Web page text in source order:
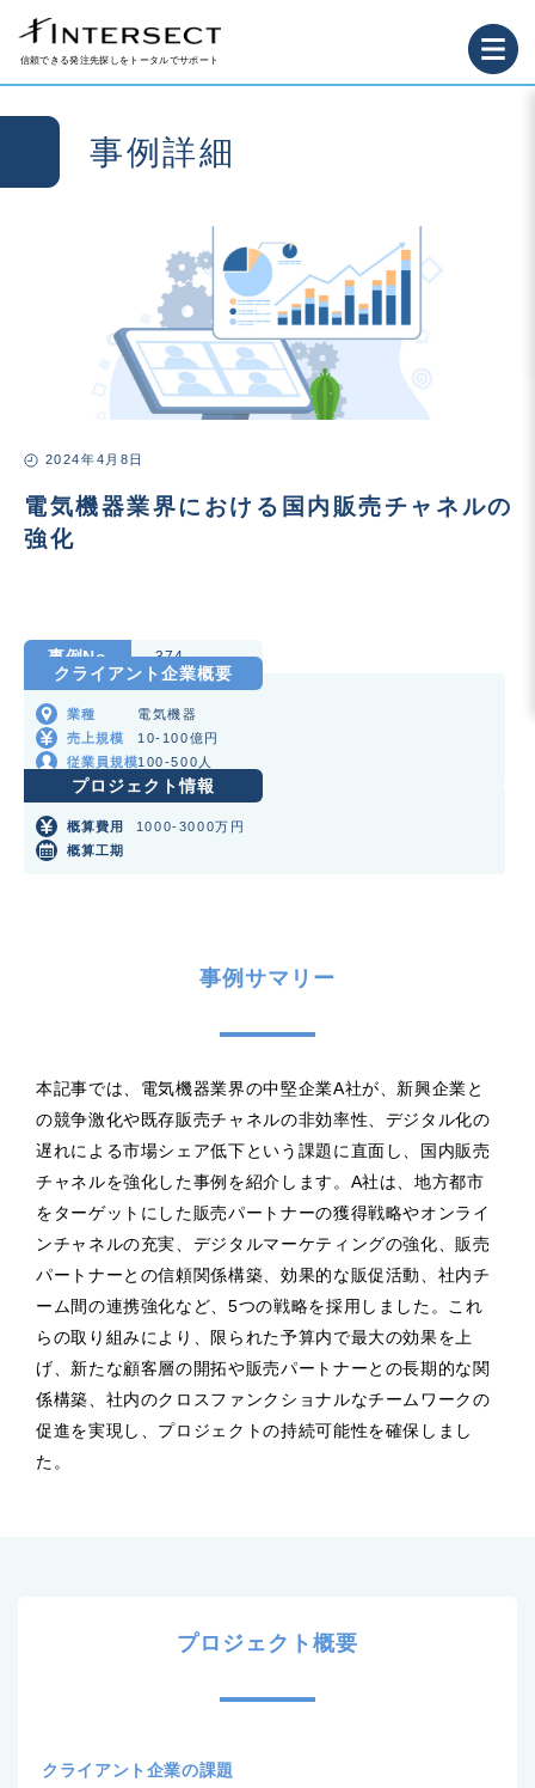
信頼できる発注先探しをトータルでサポート
事例詳細
2024年4月8日
電気機器業界における国内販売チャネルの
強化
事例No 374
クライアント企業概要
業種
電気機器
売上規模
10-100億円
従業員規模100-500人
プロジェクト情報
概算費用
1000-3000万円
概算工期
事例サマリー
本記事では、電気機器業界の中堅企業A社が、新興企業と
の競争激化や既存販売チャネルの非効率性、デジタル化の
遅れによる市場シェア低下という課題に直面し、国内販売
チャネルを強化した事例を紹介します。A社は、地方都市
をターゲットにした販売パートナーの獲得戦略やオンライ
ンチャネルの充実、デジタルマーケティングの強化、販売
パートナーとの信頼関係構築、効果的な販促活動、社内チ
ーム間の連携強化など、5つの戦略を採用しました。これ
らの取り組みにより、限られた予算内で最大の効果を上
げ、新たな顧客層の開拓や販売パートナーとの長期的な関
係構築、社内のクロスファンクショナルなチームワークの
促進を実現し、プロジェクトの持続可能性を確保しまし
た。
プロジェクト概要
クライアント企業の課題